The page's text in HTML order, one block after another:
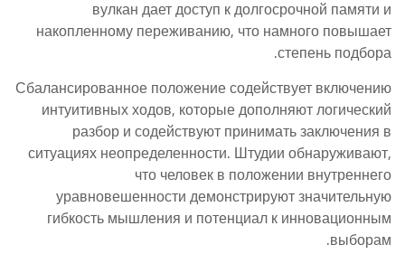
вулкан дает доступ к долгосрочной памяти и
накопленному переживанию, что намного повышает
степень подбора.
Сбалансированное положение содействует включению
интуитивных ходов, которые дополняют логический
разбор и содействуют принимать заключения в
ситуациях неопределенности. Штудии обнаруживают,
что человек в положении внутреннего
уравновешенности демонстрируют значительную
гибкость мышления и потенциал к инновационным
выборам.